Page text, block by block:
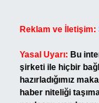
Reklam ve İletişim:
Yasal Uyarı: Bu
şirketi ile hiçbir
hazırladığımız
haber niteliği